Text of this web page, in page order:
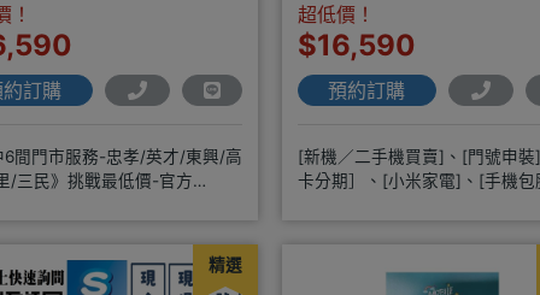
！
訂購
6間門市服務-忠孝/英才/東興/高
/三民》挑戰最低價-官方
超低價！
$16,590
預約訂購
[新機／二手機買賣]、[門號申
卡分期］、[小米家電]、[手機包
精選